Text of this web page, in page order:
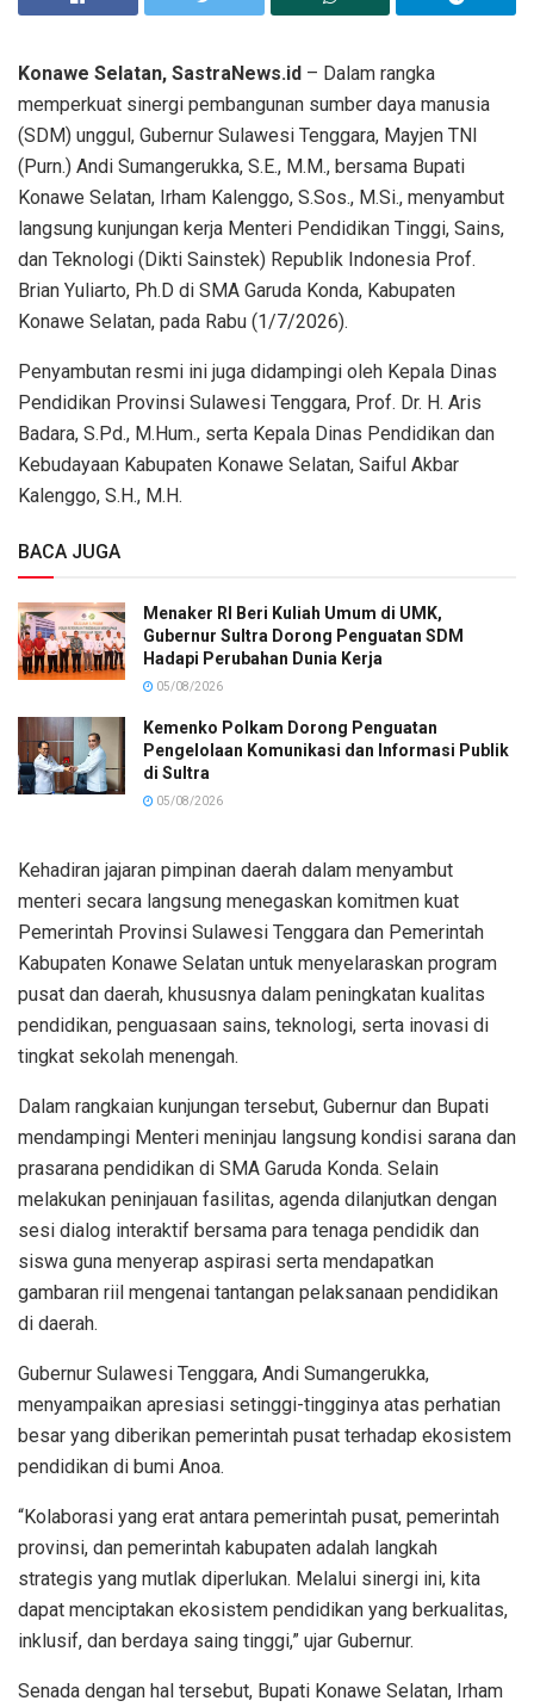
Konawe Selatan, SastraNews.id – Dalam rangka
memperkuat sinergi pembangunan sumber daya manusia
(SDM) unggul, Gubernur Sulawesi Tenggara, Mayjen TNI
(Purn.) Andi Sumangerukka, S.E., M.M., bersama Bupati
Konawe Selatan, Irham Kalenggo, S.Sos., M.Si., menyambut
langsung kunjungan kerja Menteri Pendidikan Tinggi, Sains,
dan Teknologi (Dikti Sainstek) Republik Indonesia Prof.
Brian Yuliarto, Ph.D di SMA Garuda Konda, Kabupaten
Konawe Selatan, pada Rabu (1/7/2026).
Penyambutan resmi ini juga didampingi oleh Kepala Dinas
Pendidikan Provinsi Sulawesi Tenggara, Prof. Dr. H. Aris
Badara, S.Pd., M.Hum., serta Kepala Dinas Pendidikan dan
Kebudayaan Kabupaten Konawe Selatan, Saiful Akbar
Kalenggo, S.H., M.H.
BACA JUGA
Menaker RI Beri Kuliah Umum di UMK,
Gubernur Sultra Dorong Penguatan SDM
Hadapi Perubahan Dunia Kerja
05/08/2026
Kemenko Polkam Dorong Penguatan
Pengelolaan Komunikasi dan Informasi Publik
di Sultra
05/08/2026
Kehadiran jajaran pimpinan daerah dalam menyambut
menteri secara langsung menegaskan komitmen kuat
Pemerintah Provinsi Sulawesi Tenggara dan Pemerintah
Kabupaten Konawe Selatan untuk menyelaraskan program
pusat dan daerah, khususnya dalam peningkatan kualitas
pendidikan, penguasaan sains, teknologi, serta inovasi di
tingkat sekolah menengah.
Dalam rangkaian kunjungan tersebut, Gubernur dan Bupati
mendampingi Menteri meninjau langsung kondisi sarana dan
prasarana pendidikan di SMA Garuda Konda. Selain
melakukan peninjauan fasilitas, agenda dilanjutkan dengan
sesi dialog interaktif bersama para tenaga pendidik dan
siswa guna menyerap aspirasi serta mendapatkan
gambaran riil mengenai tantangan pelaksanaan pendidikan
di daerah.
Gubernur Sulawesi Tenggara, Andi Sumangerukka,
menyampaikan apresiasi setinggi-tingginya atas perhatian
besar yang diberikan pemerintah pusat terhadap ekosistem
pendidikan di bumi Anoa.
“Kolaborasi yang erat antara pemerintah pusat, pemerintah
provinsi, dan pemerintah kabupaten adalah langkah
strategis yang mutlak diperlukan. Melalui sinergi ini, kita
dapat menciptakan ekosistem pendidikan yang berkualitas,
inklusif, dan berdaya saing tinggi,” ujar Gubernur.
Senada dengan hal tersebut, Bupati Konawe Selatan, Irham